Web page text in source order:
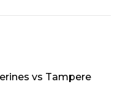
vs Tampere